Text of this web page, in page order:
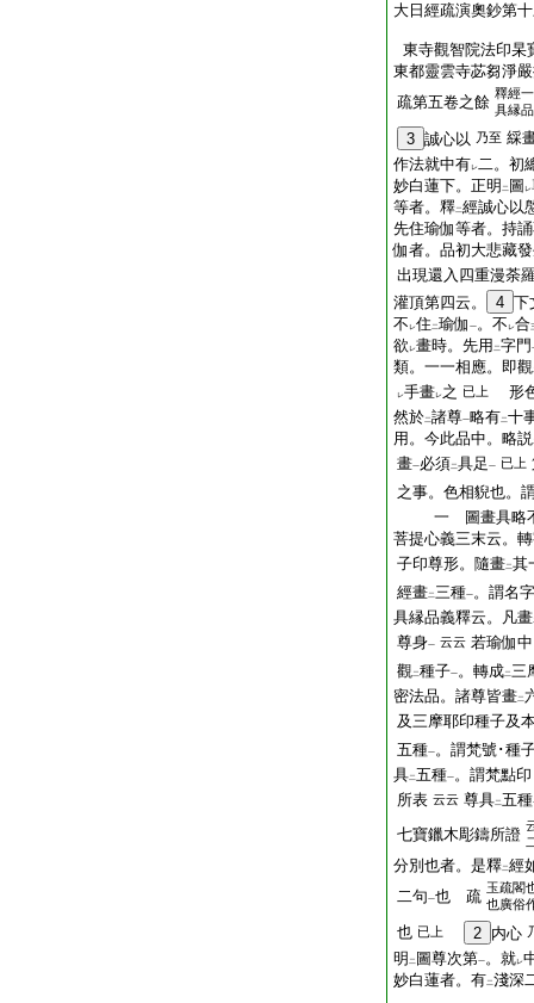
大日經疏演奧鈔第
東寺觀智院法印杲
東都靈雲寺苾芻淨
疏第五卷之餘 釋經一
具縁品
3 誠心以 乃至 綵
作法就中有レ二。初
妙白蓮下。正明 二 圖 レ
等者。釋二經誠心以
先住瑜伽等者。持
伽者。品初大悲藏
出現還入四重漫荼
灌頂第四云。
4 下
不 レ住 二瑜伽 一。不 レ合
欲 レ畫時。先用 二字門
類。一一相應。即觀
レ手畫レ之 已上
形
然於二諸尊一略有二十
用。今此品中。略説
畫一必須二具足 一 已上
之事。色相貎也。
一 圖畫具略
菩提心義三末云。
子印尊形。隨畫二其
經畫二三種一。謂名
具縁品義釋云。凡畫
尊身一 云云 若瑜伽
觀二種子一。轉成二三
密法品。諸尊皆畫二
及三摩耶印種子及
五種一。謂梵號･種
具二五種一。謂梵點
所表 云云 尊具二五種
七寶鑞木彫鑄所證
分別也者。是釋二經
二句一也 疏 玉疏閣
也廣俗
也 已上 2 内心
明 二 圖尊次第一。就レ
妙白蓮者。有二淺深